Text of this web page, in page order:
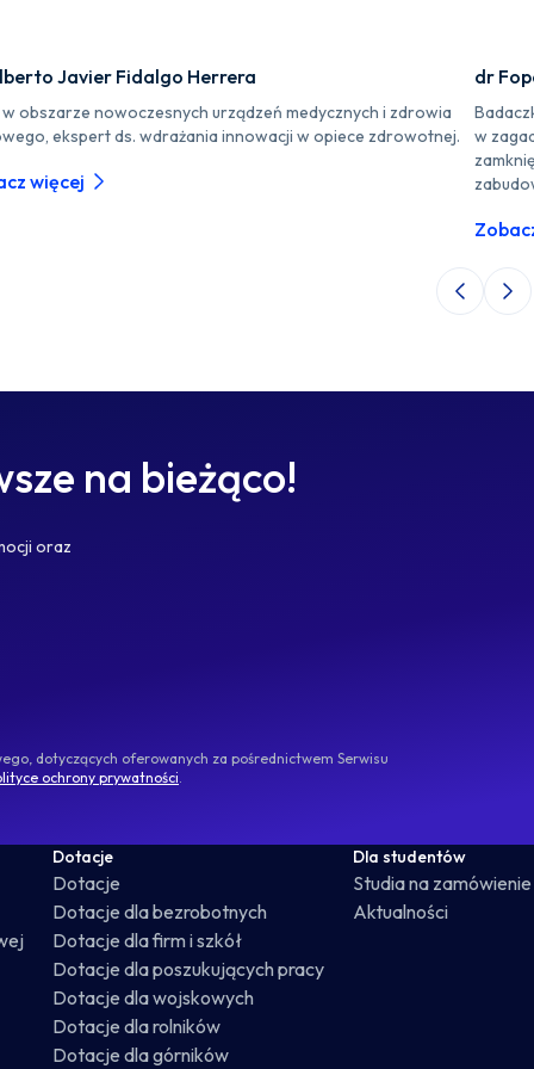
Javier Fidalgo Herrera
obszarze nowoczesnych urządzeń medycznych i zdrowia
ekspert ds. wdrażania innowacji w opiece zdrowotnej.
więcej
dr
w
Poprzedni
na bieżąco!
oraz
dotyczących oferowanych za pośrednictwem Serwisu
ochrony prywatności.
Dotacje
Dotacje
Dotacje dla bezrobotnych
Dotacje dla firm i szkół
Dotacje dla poszukujących pracy
Dotacje dla wojskowych
Dotacje dla rolników
Dotacje dla górników
Dla studentów
Studia na zamówienie
Aktualności